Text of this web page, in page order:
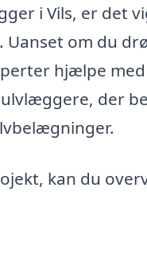
i Vils, er det
om du
hjælpe
der
kan du